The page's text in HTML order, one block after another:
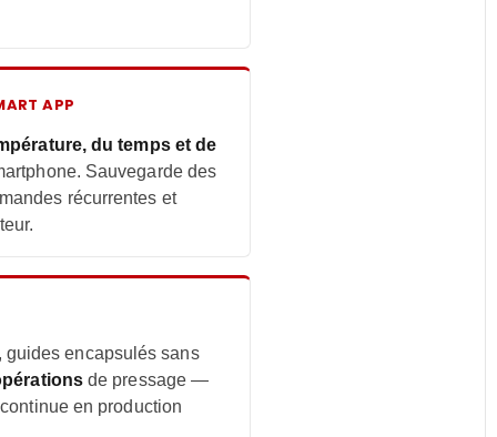
APP
du temps et de
Sauvegarde des
récurrentes et
guides encapsulés sans
de pressage —
en production